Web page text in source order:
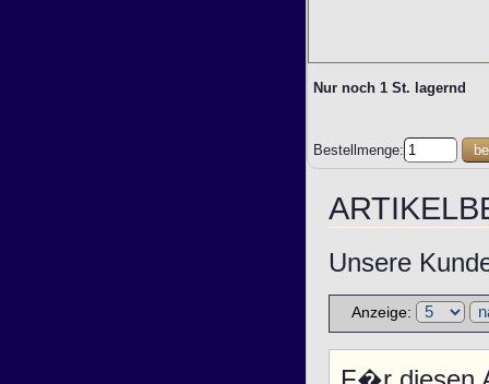
Nur noch 1 St. lagernd
Bestellmenge:
Unsere
Anzeige: